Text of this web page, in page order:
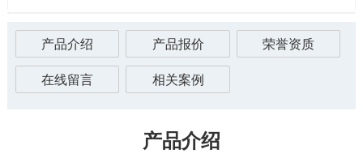
产品介绍 产品报价
荣誉资质
在线留言
相关案例
产品介绍